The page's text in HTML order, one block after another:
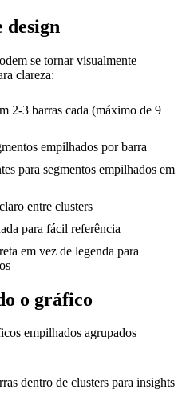
design
se tornar visualmente
clareza:
2-3 barras cada (máximo de 9
empilhados por barra
para segmentos empilhados em
entre clusters
para fácil referência
em vez de legenda para
o gráfico
empilhados agrupados
dentro de clusters para insights